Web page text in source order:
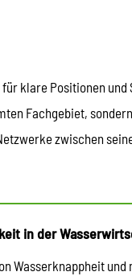
klare Positionen
Fachgebiet,
zwischen
in der
Wasserknappheit